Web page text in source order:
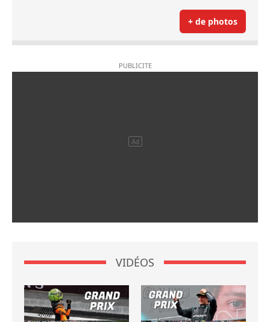
+ de photos
VIDÉOS